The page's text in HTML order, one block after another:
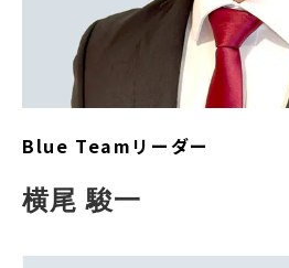
Blue Teamリーダー
横尾 駿一